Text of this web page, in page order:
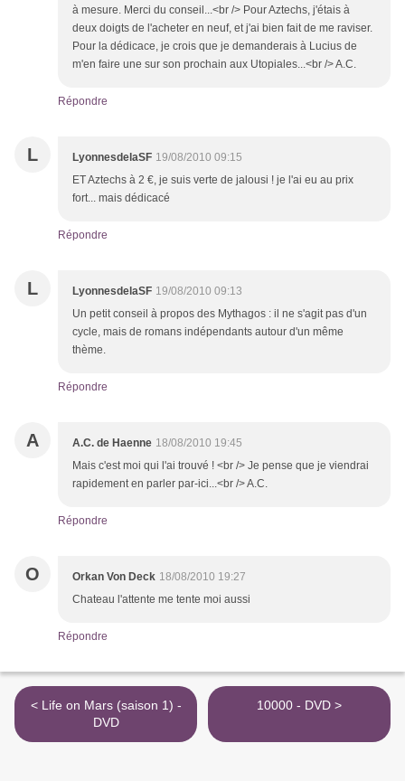
à mesure. Merci du conseil...<br /> Pour Aztechs, j'étais à
deux doigts de l'acheter en neuf, et j'ai bien fait de me raviser.
Pour la dédicace, je crois que je demanderais à Lucius de
m'en faire une sur son prochain aux Utopiales...<br /> A.C.
Répondre
L LyonnesdelaSF 19/08/2010 09:15
ET Aztechs à 2 €, je suis verte de jalousi ! je l'ai eu au prix
fort... mais dédicacé
Répondre
L LyonnesdelaSF 19/08/2010 09:13
Un petit conseil à propos des Mythagos : il ne s'agit pas d'un
cycle, mais de romans indépendants autour d'un même
thème.
Répondre
A A.C. de Haenne 18/08/2010 19:45
Mais c'est moi qui l'ai trouvé ! <br /> Je pense que je viendrai
rapidement en parler par-ici...<br /> A.C.
Répondre
O Orkan Von Deck 18/08/2010 19:27
Chateau l'attente me tente moi aussi
Répondre
< Life on Mars (saison 1) -
DVD
10000 - DVD >